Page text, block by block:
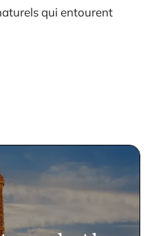
qui entourent